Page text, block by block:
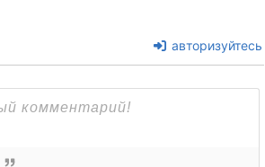
авторизуйтесь